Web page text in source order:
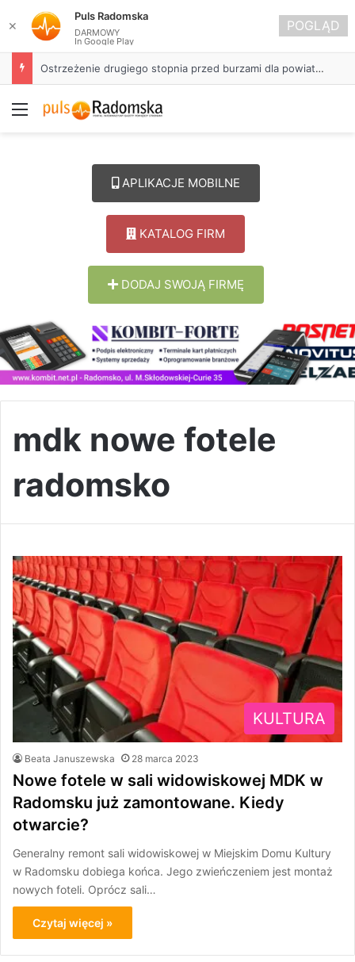
Ostrzeżenie drugiego stopnia przed burzami dla powiatu radomszczańskiego
Menu
APLIKACJE MOBILNE
KATALOG FIRM
DODAJ SWOJĄ FIRMĘ
mdk nowe fotele
radomsko
KULTURA
Beata Januszewska 28 marca 2023
Nowe fotele w sali widowiskowej MDK w
Radomsku już zamontowane. Kiedy
otwarcie?
Generalny remont sali widowiskowej w Miejskim Domu Kultury
w Radomsku dobiega końca. Jego zwieńczeniem jest montaż
nowych foteli. Oprócz sali…
Czytaj więcej »
✕
Puls Radomska
DARMOWY
In Google Play
POGLĄD